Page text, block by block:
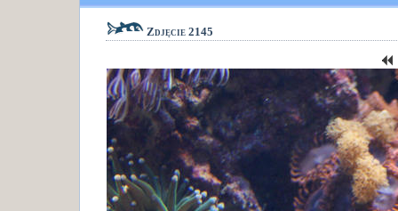
Zdjęcie 2145